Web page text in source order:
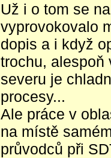
Už i o tom se
vyprovokovalo
dopis a i když
trochu, alespoň
severu je
procesy...
Ale práce v
na místě
průvodců při